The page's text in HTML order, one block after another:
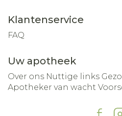
Klantenservice
FAQ
Uw apotheek
Over ons Nuttige links
Apotheker van wacht